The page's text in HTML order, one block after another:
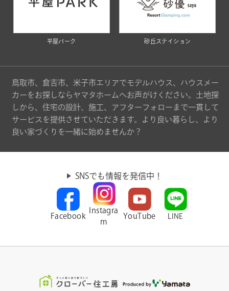
平屋パーク 砂丘ステイション
鳥取市、倉吉市、米子市エリアでモデルハウス、ハウスメー
カーをお探しならヤマタホームへお声がけください。土地探
しから、住宅の設計、施工、アフターフォローまで一貫して
サービスを提供させていただきます。より良い暮らし、より
良い家づくりを一緒に始めませんか？
SNSでも情報を発信中！
Facebook
Instagra
m
YouTube LINE